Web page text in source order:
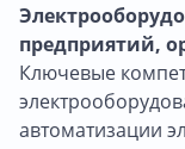
предприятий,
Ключевые
автоматизации